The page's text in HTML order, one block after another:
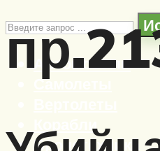
Автомобили
Самолеты
Корабли
Бронетехника